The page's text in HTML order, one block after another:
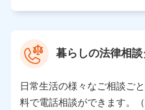
氏名、電話番号、メールアドレ
性、連絡先、dポイントサービス
として、dポイントカード番号
所、dポイント残高、dポイント
利用情報
当社又は株式会社NTTドコモが
暮らしの法律相
日常生活の様々なご相談ご
料で電話相談ができます。